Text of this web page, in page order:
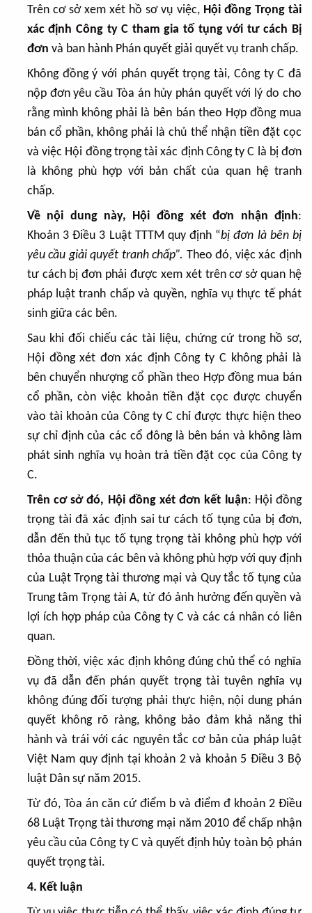
Trên cơ sở xem xét hồ sơ vụ việc, Hội đồng Trọng tài
xác định Công ty C tham gia tố tụng với tư cách Bị
đơn và ban hành Phán quyết giải quyết vụ tranh chấp.
Không đồng ý với phán quyết trọng tài, Công ty C đã
nộp đơn yêu cầu Tòa án hủy phán quyết với lý do cho
rằng mình không phải là bên bán theo Hợp đồng mua
bán cổ phần, không phải là chủ thể nhận tiền đặt cọc
và việc Hội đồng trọng tài xác định Công ty C là bị đơn
là không phù hợp với bản chất của quan hệ tranh
chấp.
Về nội dung này, Hội đồng xét đơn nhận định:
Khoản 3 Điều 3 Luật TTTM quy định “bị đơn là bên bị
yêu cầu giải quyết tranh chấp”. Theo đó, việc xác định
tư cách bị đơn phải được xem xét trên cơ sở quan hệ
pháp luật tranh chấp và quyền, nghĩa vụ thực tế phát
sinh giữa các bên.
Sau khi đối chiếu các tài liệu, chứng cứ trong hồ sơ,
Hội đồng xét đơn xác định Công ty C không phải là
bên chuyển nhượng cổ phần theo Hợp đồng mua bán
cổ phần, còn việc khoản tiền đặt cọc được chuyển
vào tài khoản của Công ty C chỉ được thực hiện theo
sự chỉ định của các cổ đông là bên bán và không làm
phát sinh nghĩa vụ hoàn trả tiền đặt cọc của Công ty
C.
Trên cơ sở đó, Hội đồng xét đơn kết luận: Hội đồng
trọng tài đã xác định sai tư cách tố tụng của bị đơn,
dẫn đến thủ tục tố tụng trọng tài không phù hợp với
thỏa thuận của các bên và không phù hợp với quy định
của Luật Trọng tài thương mại và Quy tắc tố tụng của
Trung tâm Trọng tài A, từ đó ảnh hưởng đến quyền và
lợi ích hợp pháp của Công ty C và các cá nhân có liên
quan.
Đồng thời, việc xác định không đúng chủ thể có nghĩa
vụ đã dẫn đến phán quyết trọng tài tuyên nghĩa vụ
không đúng đối tượng phải thực hiện, nội dung phán
quyết không rõ ràng, không bảo đảm khả năng thi
hành và trái với các nguyên tắc cơ bản của pháp luật
Việt Nam quy định tại khoản 2 và khoản 5 Điều 3 Bộ
luật Dân sự năm 2015.
Từ đó, Tòa án căn cứ điểm b và điểm đ khoản 2 Điều
68 Luật Trọng tài thương mại năm 2010 để chấp nhận
yêu cầu của Công ty C và quyết định hủy toàn bộ phán
quyết trọng tài.
4. Kết luận